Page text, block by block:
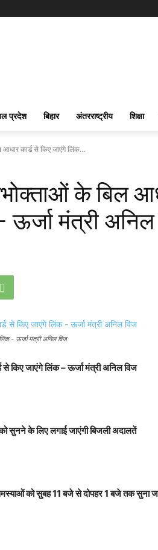
प्रदेश बिहार अंतरराष्ट्रीय शिक्षा
कार्ड से किए जाएंगे लिंक...
के बिल
ऊर्जा मंत्री
- ऊर्जा मंत्री अनिल विज
किए जाएंगे लिंक – ऊर्जा मंत्री अनिल विज
सुनने के लिए लगाई जाएंगी बिजली अदालतें
को सुबह11 बजे से दोपहर 1 बजे तक सुना